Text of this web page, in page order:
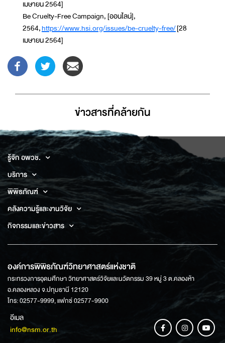
เมษายน 2564]
Be Cruelty-Free Campaign, [ออนไลน์],
2564,https://www.hsi.org/issues/be-cruelty-free/[28
เมษายน 2564]
ข่าวสารที่่คล้ายกัน
รู้จัก อพวช.
บริการ
พิพิธภัณฑ์
คลังความรู้และงานวิจัย
กิจกรรมและข่าวสาร
องค์การพิพิธภัณฑ์วิทยาศาสตร์แห่งชาติ
กระทรวงการอุดมศึกษา วิทยาศาสตร์วิจัยและนวัตกรรม 39 หมู่ 3 ต.คลองห้า
อ.คลองหลวง จ.ปทุมธานี 12120
โทร: 02577-9999, แฟกซ์ 02577-9900
อีเมล
info@nsm.or.th